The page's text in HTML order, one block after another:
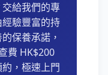
給我們的專
驗豐富的持
保養承諾，
費 HK$200
，極速上門